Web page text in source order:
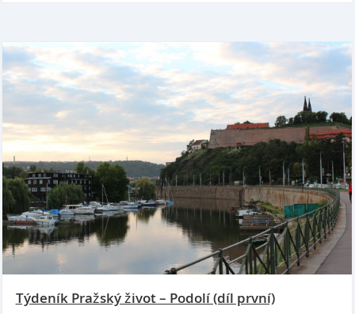
Týdeník Pražský život – Podolí (díl první)